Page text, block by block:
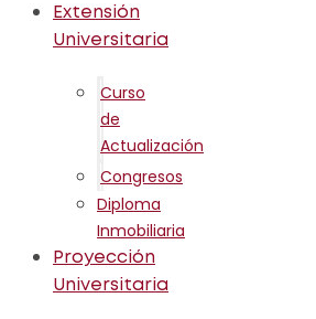
Extensión
Universitaria
Curso
de
Actualización
Congresos
Diploma
Inmobiliaria
Proyección
Universitaria